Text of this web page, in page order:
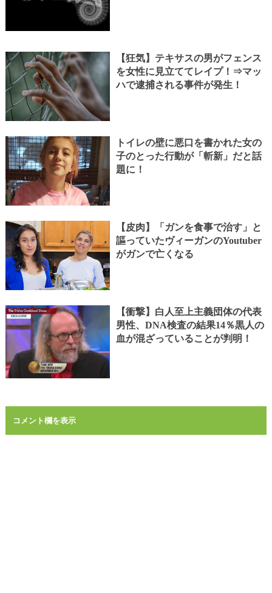
【狂気】テキサスの男がフェンス
を女性に見立ててレイプ！⇒マッ
ハで逮捕される事件が発生！
トイレの壁に悪口を書かれた女の
子のとった行動が「斬新」だと話
題に！
【皮肉】「ガンを食事で治す」と
謳っていたヴィーガンのYoutuber
がガンで亡くなる
【衝撃】白人至上主義団体の代表
男性、DNA検査の結果14％黒人の
血が混ざっていることが判明！
コメント欄を表示